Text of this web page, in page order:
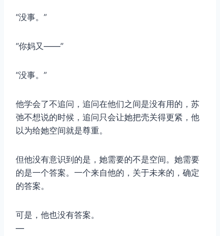
“没事。”
“你妈又——”
“没事。”
他学会了不追问，追问在他们之间是没有用的，苏
弛不想说的时候，追问只会让她把壳关得更紧，他
以为给她空间就是尊重。
但他没有意识到的是，她需要的不是空间。她需要
的是一个答案。一个来自他的，关于未来的，确定
的答案。
可是，他也没有答案。
—